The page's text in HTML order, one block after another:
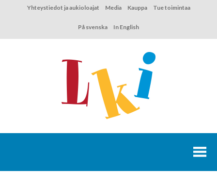
Yhteystiedot ja aukioloajat Media Kauppa Tue toimintaa
På svenska In English